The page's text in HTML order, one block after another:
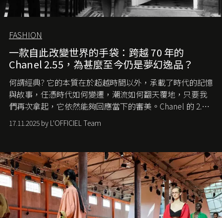
FASHION
一款自此改變世界的手袋：跨越 70 年的
Chanel 2.55，為甚麼至今仍是夢幻逸品？
何謂經典? 它的本質在於超越時間以外，承載了時代的記憶
與故事，任憑時代如何變遷，潮流如何翻天覆地，只要我
們再次拿起，它依然能夠回應當下的審美。Chanel 的 2.55
手袋更是這樣存在，自問世至今，一直有着舉足輕重的地
位。如果說每個女生的第一個夢想手袋是 Chanel，那 2.55
愛它的雋永與優雅。那麼這個手袋是怎麼誕生的呢？又為
甚麼取名叫 2.55 ？今天就由《L'Officiel HK》帶你穿越流金
歲月，回顧 2.55 的誕生故事。
17.11.2025 by L'OFFICIEL Team